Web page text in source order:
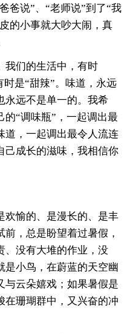
爸说”、“老师说”到了“我
的小事就大吵大闹，真
我们的生活中，有时
时是“甜辣”。味道，永远
永远不是单一的。我希
“调味瓶”，一起调出最
道，一起调出最令人流连
己成长的滋味，我相信你
欢愉的、是漫长的、是丰
，总是盼望着过暑假，
、没有大堆的作业，没
小鸟，在蔚蓝的天空幽
与云朵嬉戏；如果暑假是
在珊瑚群中，又兴奋的冲